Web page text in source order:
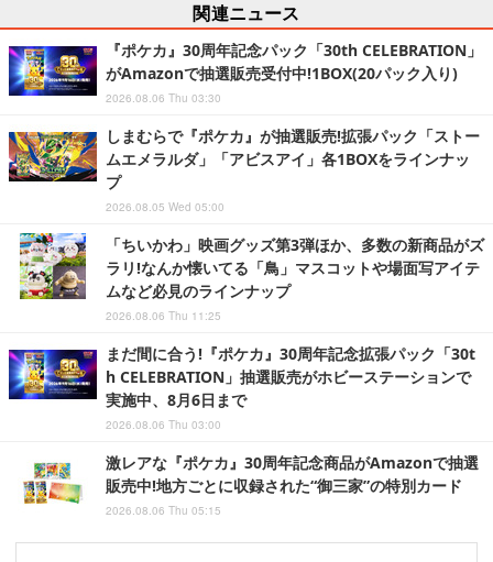
関連ニュース
『ポケカ』30周年記念パック「30th CELEBRATION」
がAmazonで抽選販売受付中!1BOX(20パック入り)
2026.08.06 Thu 03:30
しまむらで『ポケカ』が抽選販売!拡張パック「ストー
ムエメラルダ」「アビスアイ」各1BOXをラインナッ
プ
2026.08.05 Wed 05:00
「ちいかわ」映画グッズ第3弾ほか、多数の新商品がズ
ラリ!なんか懐いてる「鳥」マスコットや場面写アイテ
ムなど必見のラインナップ
2026.08.06 Thu 11:25
まだ間に合う!『ポケカ』30周年記念拡張パック「30t
h CELEBRATION」抽選販売がホビーステーションで
実施中、8月6日まで
2026.08.06 Thu 03:00
激レアな『ポケカ』30周年記念商品がAmazonで抽選
販売中!地方ごとに収録された“御三家”の特別カード
2026.08.06 Thu 05:15